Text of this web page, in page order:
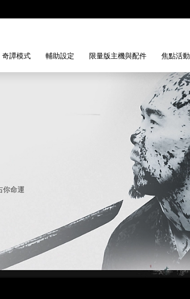
奇譚模式 輔助設定 限量版主機與配件 焦點活動
你命運